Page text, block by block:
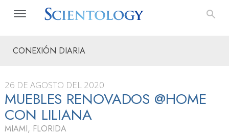
CONEXIÓN DIARIA
26 DE AGOSTO DEL 2020
MUEBLES RENOVADOS @HOME
CON LILIANA
MIAMI, FLORIDA